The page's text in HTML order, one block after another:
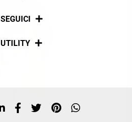
Pagamenti
SEGUICI
Social
UTILITY
Top ricerche